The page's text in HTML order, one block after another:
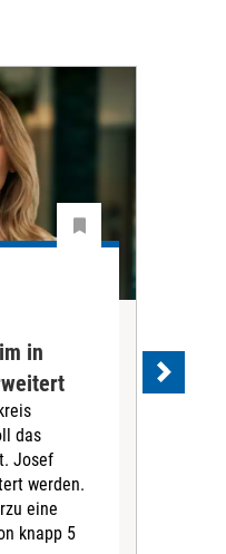
in
das
Josef
werden.
eine
knapp 5